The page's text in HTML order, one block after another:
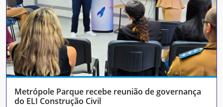
Metrópole Parque recebe reunião de governança
do ELI Construção Civil